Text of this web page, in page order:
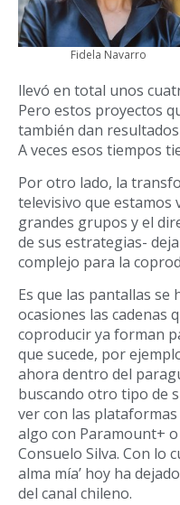
Fidela Navarro
llevó en total unos
Pero estos proyectos
también dan
A veces esos tiempos
Por otro lado, la
televisivo que estamos
grandes grupos y el
de sus estrategias-
complejo para la
Es que las pantallas se
ocasiones las cadenas
coproducir ya forman
que sucede, por
ahora dentro del
buscando otro tipo de
ver con las
algo con Paramount+
Consuelo Silva. Con lo
alma mía’ hoy ha
del canal chileno.